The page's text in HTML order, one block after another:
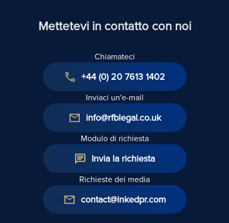
Mettetevi in contatto con noi
Chiamateci
+44 (0) 20 7613 1402
Inviaci un'e-mail
info@rfblegal.co.uk
Modulo di richiesta
Invia la richiesta
Richieste dei media
contact@inkedpr.com